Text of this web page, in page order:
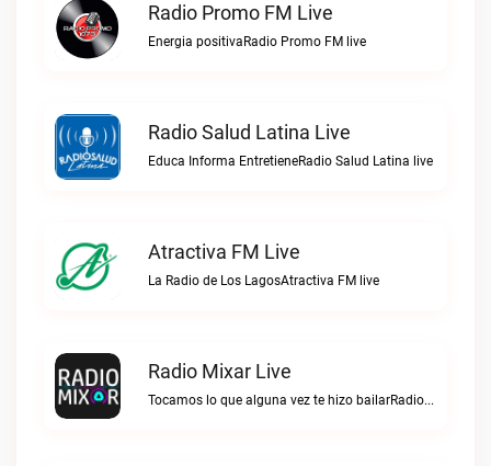
Radio Promo FM Live
Energia positivaRadio Promo FM live
Radio Salud Latina Live
Educa Informa EntretieneRadio Salud Latina live
Atractiva FM Live
La Radio de Los LagosAtractiva FM live
Radio Mixar Live
Tocamos lo que alguna vez te hizo bailarRadio Mixar live